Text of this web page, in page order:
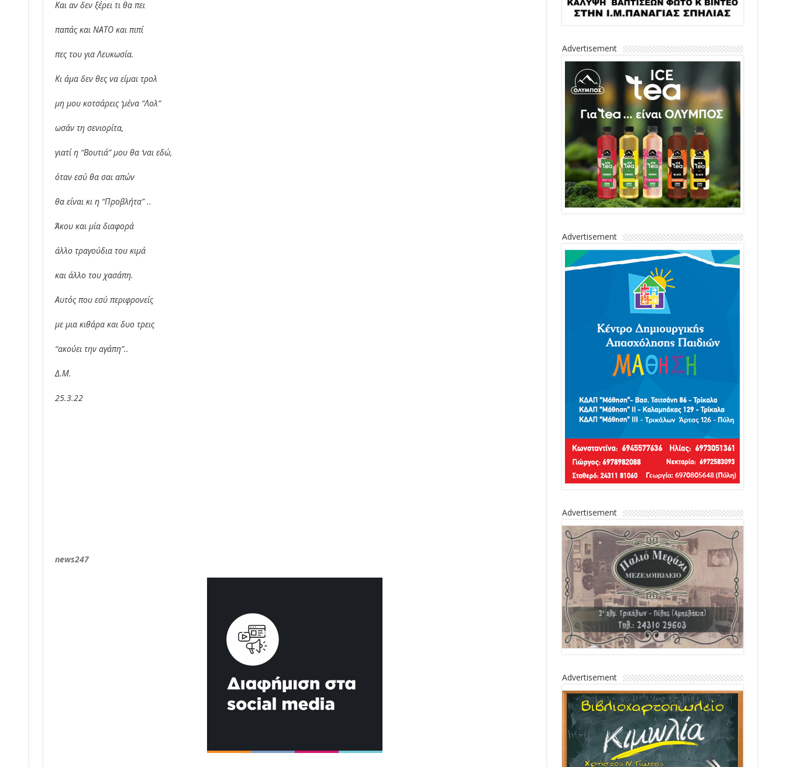
Και αν δεν ξέρει τι θα πει
παπάς και ΝΑΤΟ και πιπί
πες του για Λευκωσία.
Κι άμα δεν θες να είμαι τρολ
μη μου κοτσάρεις ‘μένα “Λολ”
ωσάν τη σενιορίτα,
γιατί η “Βουτιά” μου θα ‘ναι εδώ,
όταν εσύ θα σαι απών
θα είναι κι η “Προβλήτα” ..
Άκου και μία διαφορά
άλλο τραγούδια του κιμά
και άλλο του χασάπη.
Αυτός που εσύ περιφρονείς
με μια κιθάρα και δυο τρεις
“ακούει την αγάπη”..
Δ.Μ.
25.3.22
news247
Advertisement
Advertisement
Advertisement
Advertisement